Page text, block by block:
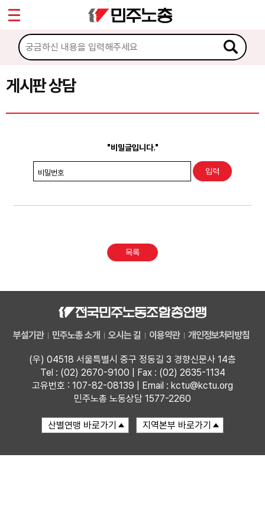
게시판 상담
"비밀글입니다."
비밀번호
목록
부설기관 민주노총 소개 오시는 길 이용약관 개인정보처리방침
(우) 04518 서울특별시 중구 정동길 3 경향신문사 14층
Tel : (02) 2670-9100 | Fax : (02) 2635-1134
고유번호 : 107-82-08139 | Email : kctu@kctu.org
민주노총 노동상담 1577-2260
마이페이지
소개
소식
노동상담
권리찾기수첩 검색
찾아보기
Sketchbook5, 스케치북5
Sketchbook5, 스케치북5